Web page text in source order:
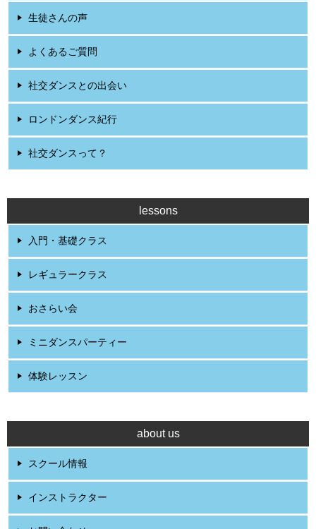
生徒さんの声
よくあるご質問
社交ダンスとの出会い
ロンドンダンス紀行
社交ダンスって？
lessons
入門・基礎クラス
レギュラークラス
おさらい会
ミニダンスパーティー
体験レッスン
about us
スクール情報
インストラクター